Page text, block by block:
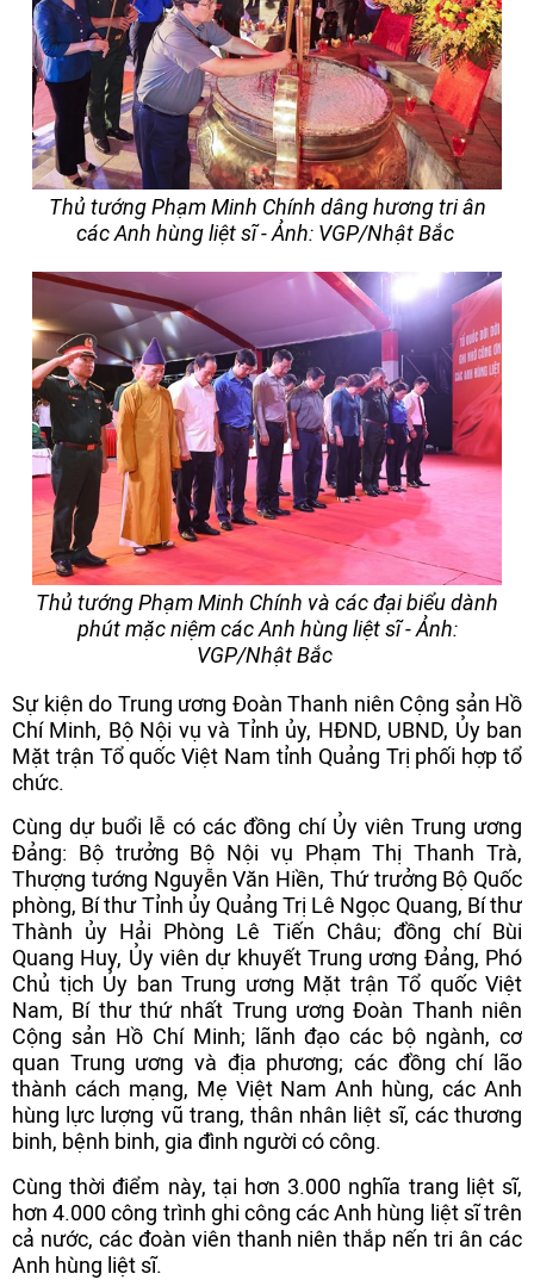
Thủ tướng Phạm Minh Chính dâng hương tri ân
các Anh hùng liệt sĩ - Ảnh: VGP/Nhật Bắc
Thủ tướng Phạm Minh Chính và các đại biểu dành
phút mặc niệm các Anh hùng liệt sĩ - Ảnh:
VGP/Nhật Bắc
Sự kiện do Trung ương Đoàn Thanh niên Cộng sản Hồ
Chí Minh, Bộ Nội vụ và Tỉnh ủy, HĐND, UBND, Ủy ban
Mặt trận Tổ quốc Việt Nam tỉnh Quảng Trị phối hợp tổ
chức.
Cùng dự buổi lễ có các đồng chí Ủy viên Trung ương
Đảng: Bộ trưởng Bộ Nội vụ Phạm Thị Thanh Trà,
Thượng tướng Nguyễn Văn Hiền, Thứ trưởng Bộ Quốc
phòng, Bí thư Tỉnh ủy Quảng Trị Lê Ngọc Quang, Bí thư
Thành ủy Hải Phòng Lê Tiến Châu; đồng chí Bùi
Quang Huy, Ủy viên dự khuyết Trung ương Đảng, Phó
Chủ tịch Ủy ban Trung ương Mặt trận Tổ quốc Việt
Nam, Bí thư thứ nhất Trung ương Đoàn Thanh niên
Cộng sản Hồ Chí Minh; lãnh đạo các bộ ngành, cơ
quan Trung ương và địa phương; các đồng chí lão
thành cách mạng, Mẹ Việt Nam Anh hùng, các Anh
hùng lực lượng vũ trang, thân nhân liệt sĩ, các thương
binh, bệnh binh, gia đình người có công.
Cùng thời điểm này, tại hơn 3.000 nghĩa trang liệt sĩ,
hơn 4.000 công trình ghi công các Anh hùng liệt sĩ trên
cả nước, các đoàn viên thanh niên thắp nến tri ân các
Anh hùng liệt sĩ.